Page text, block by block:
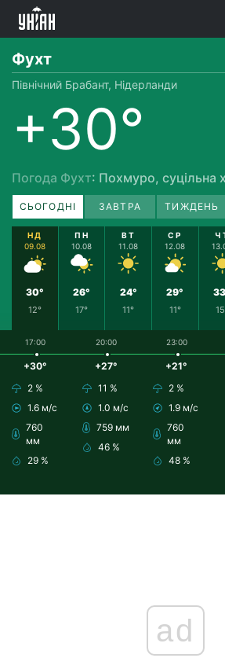
Фухт
Північний Брабант, Нідерланди
+30°
Погода Фухт: Похмуро, суцільна
СЬОГОДНІ ЗАВТРА ТИЖДЕНЬ
НД
09.08
30°
12°
ПН
10.08
26°
17°
ВТ
11.08
24°
11°
СР
12.08
29°
11°
17:00
+30°
2 %
1.6 м/с
760
мм
29 %
20:00
+27°
11 %
1.0 м/с
759 мм
46 %
23:00
+21°
2 %
1.9 м/с
760
мм
48 %
ad